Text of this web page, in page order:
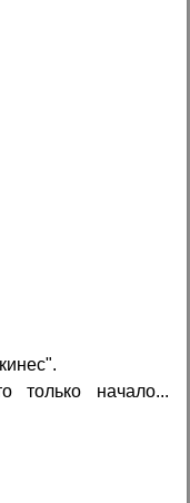
только начало...